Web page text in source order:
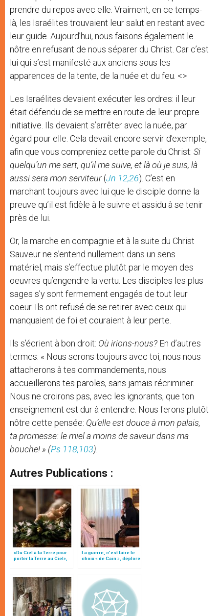
prendre du repos avec elle. Vraiment, en ce temps-
là, les Israélites trouvaient leur salut en restant avec
leur guide. Aujourd’hui, nous faisons également le
nôtre en refusant de nous séparer du Christ. Car c’est
lui qui s’est manifesté aux anciens sous les
apparences de la tente, de la nuée et du feu. <>
Les Israélites devaient exécuter les ordres: il leur
était défendu de se mettre en route de leur propre
initiative. Ils devaient s’arrêter avec la nuée, par
égard pour elle. Cela devait encore servir d’exemple,
afin que vous compreniez cette parole du Christ: Si
quelqu’un me sert, qu’il me suive, et là où je suis, là
aussi sera mon serviteur(Jn 12,26). C’est en
marchant toujours avec lui que le disciple donne la
preuve qu’il est fidèle à le suivre et assidu à se tenir
près de lui.
Or, la marche en compagnie et à la suite du Christ
Sauveur ne s’entend nullement dans un sens
matériel, mais s’effectue plutôt par le moyen des
oeuvres qu’engendre la vertu. Les disciples les plus
sages s’y sont fermement engagés de tout leur
coeur. Ils ont refusé de se retirer avec ceux qui
manquaient de foi et couraient à leur perte.
Ils s’écrient à bon droit: Où irions-nous? En d’autres
termes: « Nous serons toujours avec toi, nous nous
attacherons à tes commandements, nous
accueillerons tes paroles, sans jamais récriminer.
Nous ne croirons pas, avec les ignorants, que ton
enseignement est dur à entendre. Nous ferons plutôt
nôtre cette pensée: Qu’elle est douce à mon palais,
ta promesse: le miel a moins de saveur dans ma
bouche! » (Ps 118,103).
Autres Publications :
«Du Ciel à la Terre pour
porter la Terre au Ciel»,
La guerre, c’est faire le
choix « de Caïn », déplore